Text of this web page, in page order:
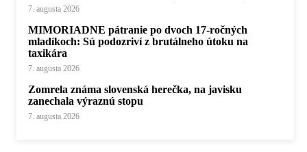
7. augusta 2026
MIMORIADNE pátranie po dvoch 17-ročných
mladíkoch: Sú podozriví z brutálneho útoku na
taxikára
7. augusta 2026
Zomrela známa slovenská herečka, na javisku
zanechala výraznú stopu
7. augusta 2026